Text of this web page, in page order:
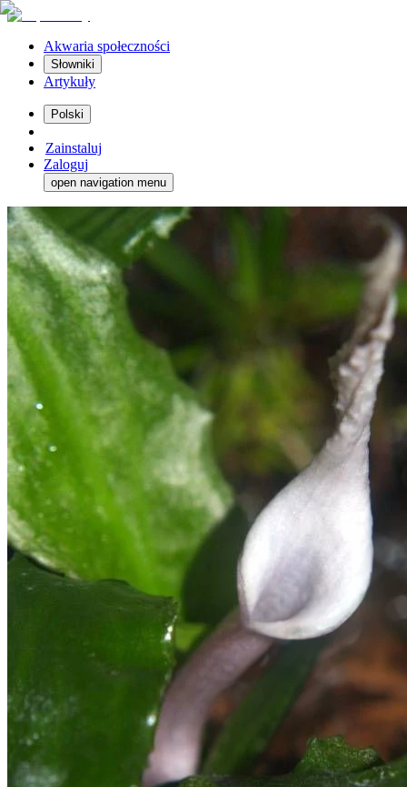
Akwaria społeczności
Słowniki
Artykuły
Polski
Zainstaluj
Zaloguj
open navigation menu